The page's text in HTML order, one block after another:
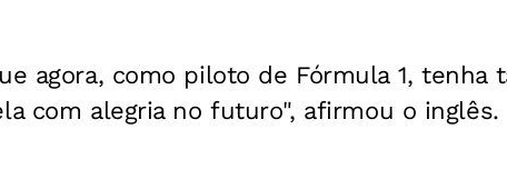
agora, como piloto de Fórmula 1, tenha
com alegria no futuro", afirmou o inglês.